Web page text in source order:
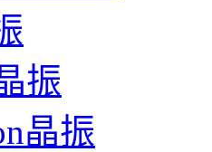
振
晶振